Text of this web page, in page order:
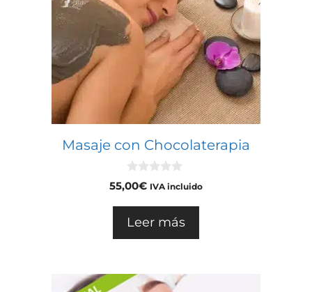
Masaje con Chocolaterapia
0
d
55,00€ IVA incluido
Leer más